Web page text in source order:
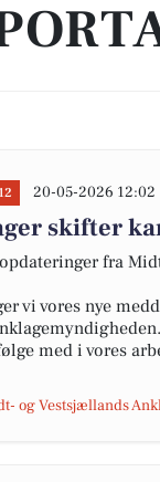
20-05-2026 12:02
skifter
fra
vi vores nye
med i vores
og Vestsjællands